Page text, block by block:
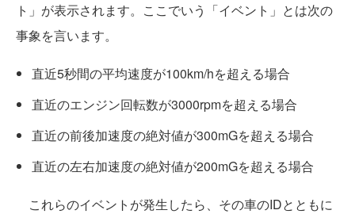
ト」が表示されます。ここでいう「イベント」とは次の
事象を言います。
直近5秒間の平均速度が100km/hを超える場合
直近のエンジン回転数が3000rpmを超える場合
直近の前後加速度の絶対値が300mGを超える場合
直近の左右加速度の絶対値が200mGを超える場合
これらのイベントが発生したら、その車のIDとともに